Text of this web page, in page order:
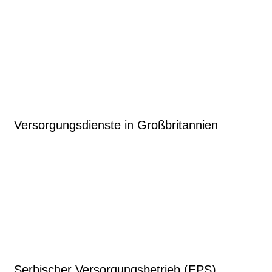
Versorgungsdienste in Großbritannien